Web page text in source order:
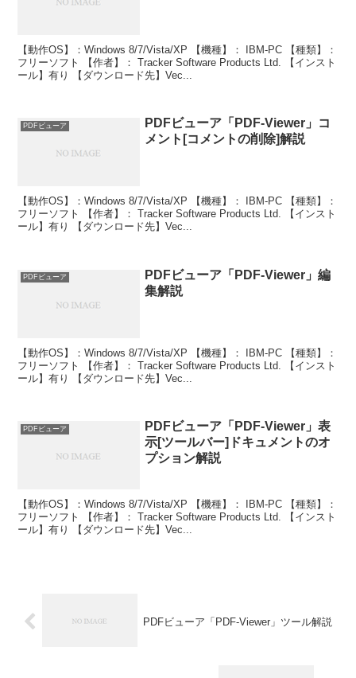
【動作OS】：Windows 8/7/Vista/XP 【機種】： IBM-PC 【種類】：
フリーソフト 【作者】： Tracker Software Products Ltd. 【インスト
ール】有り 【ダウンロード先】Vec...
PDFビューア
PDFビューア「PDF-Viewer」コ
メント[コメントの削除]解説
【動作OS】：Windows 8/7/Vista/XP 【機種】： IBM-PC 【種類】：
フリーソフト 【作者】： Tracker Software Products Ltd. 【インスト
ール】有り 【ダウンロード先】Vec...
PDFビューア
PDFビューア「PDF-Viewer」編
集解説
【動作OS】：Windows 8/7/Vista/XP 【機種】： IBM-PC 【種類】：
フリーソフト 【作者】： Tracker Software Products Ltd. 【インスト
ール】有り 【ダウンロード先】Vec...
PDFビューア
PDFビューア「PDF-Viewer」表
示[ツールバー]ドキュメントのオ
プション解説
【動作OS】：Windows 8/7/Vista/XP 【機種】： IBM-PC 【種類】：
フリーソフト 【作者】： Tracker Software Products Ltd. 【インスト
ール】有り 【ダウンロード先】Vec...
PDFビューア「PDF-Viewer」ツール解説